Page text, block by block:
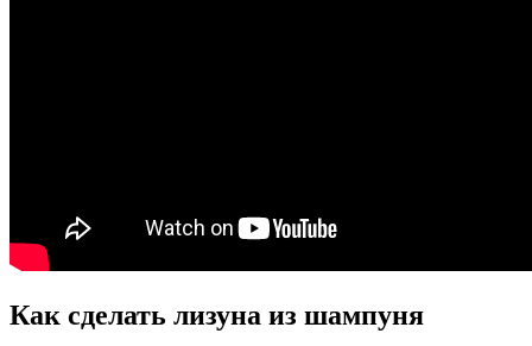
Как сделать лизуна из шампуня